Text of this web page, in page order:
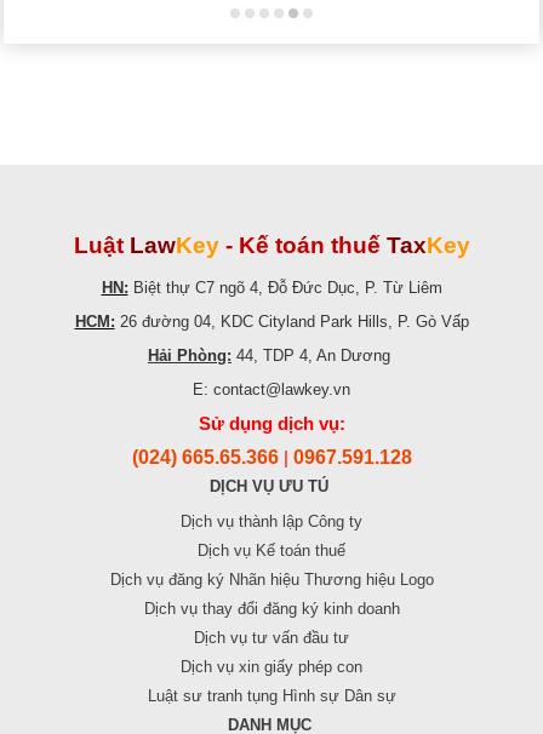
Luật LawKey - Kế toán thuế TaxKey
HN: Biệt thự C7 ngõ 4, Đỗ Đức Dục, P. Từ Liêm
HCM: 26 đường 04, KDC Cityland Park Hills, P. Gò Vấp
Hải Phòng: 44, TDP 4, An Dương
E: contact@lawkey.vn
Sử dụng dịch vụ:
(024) 665.65.366 0967.591.128
DỊCH VỤ ƯU TÚ
Dịch vụ thành lập Công ty
Dịch vụ Kế toán thuế
Dịch vụ đăng ký Nhãn hiệu Thương hiệu Logo
Dịch vụ thay đổi đăng ký kinh doanh
Dịch vụ tư vấn đầu tư
Dịch vụ xin giấy phép con
Luật sư tranh tụng Hình sự Dân sự
DANH MỤC